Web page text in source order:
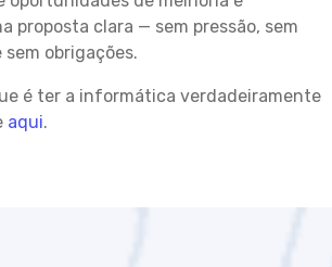
proposta clara — sem pressão, sem
obrigações.
é ter a informática verdadeiramente
aqui.